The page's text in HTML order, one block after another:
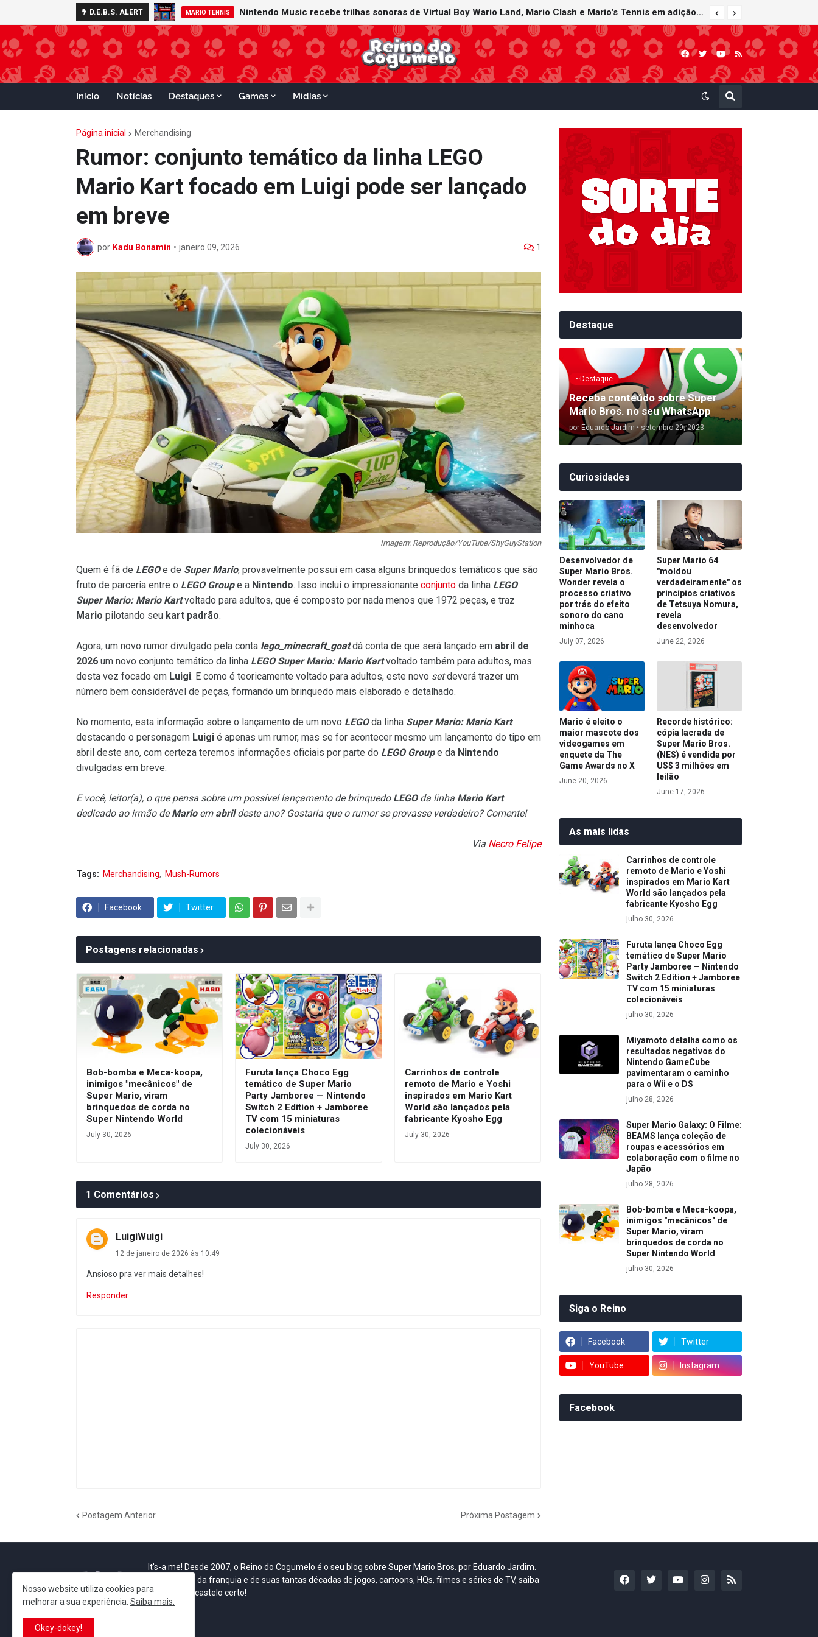
D.E.B.S. ALERT MARIO TENNIS Nintendo Music recebe trilhas sonoras de Virtual Boy Wario Land, Mario Clash e Mario's Tennis em adição histórica ao catálogo
GAMECUBE Super Mario Sunshine é anunciado para o Nintendo GameCube - Nintendo Classics do Nintendo Switch Online
Início Notícias Destaques Games Mídias
Página inicial Merchandising
Rumor: conjunto temático da linha LEGO
Mario Kart focado em Luigi pode ser lançado
em breve
por Kadu Bonamin • janeiro 09, 2026 1
Imagem: Reprodução/YouTube/ShyGuyStation
Quem é fã de LEGOe de Super Mario, provavelmente possui em casa alguns brinquedos temáticos que são
fruto de parceria entre o LEGO Groupe a Nintendo. Isso inclui o impressionante conjunto da linha LEGO
Super Mario: Mario Kartvoltado para adultos, que é composto por nada menos que 1972 peças, e traz
Mario pilotando seu kart padrão.
Agora, um novo rumor divulgado pela conta lego_minecraft_goatdá conta de que será lançado em abril de
2026 um novo conjunto temático da linha LEGO Super Mario: Mario Kartvoltado também para adultos, mas
desta vez focado em Luigi. E como é teoricamente voltado para adultos, este novo setdeverá trazer um
número bem considerável de peças, formando um brinquedo mais elaborado e detalhado.
No momento, esta informação sobre o lançamento de um novo LEGOda linha Super Mario: Mario Kart
destacando o personagem Luigi é apenas um rumor, mas se for acontecer mesmo um lançamento do tipo em
abril deste ano, com certeza teremos informações oficiais por parte do LEGO Groupe da Nintendo
divulgadas em breve.
E você, leitor(a), o que pensa sobre um possível lançamento de brinquedo LEGOda linha Mario Kart
dedicado ao irmão deMarioem abrildeste ano? Gostaria que o rumor se provasse verdadeiro? Comente!
Via Necro Felipe
Tags: Merchandising Mush-Rumors
Facebook Twitter
Postagens relacionadas
Bob-bomba e Meca-koopa,
inimigos "mecânicos" de
Super Mario, viram
brinquedos de corda no
Super Nintendo World
July 30, 2026
Furuta lança Choco Egg
temático de Super Mario
Party Jamboree — Nintendo
Switch 2 Edition + Jamboree
TV com 15 miniaturas
colecionáveis
July 30, 2026
Carrinhos de controle
remoto de Mario e Yoshi
inspirados em Mario Kart
World são lançados pela
fabricante Kyosho Egg
July 30, 2026
1 Comentários
LuigiWuigi
12 de janeiro de 2026 às 10:49
Ansioso pra ver mais detalhes!
Responder
Postagem Anterior Próxima Postagem
Destaque
~Destaque
Receba conteúdo sobre Super
Mario Bros. no seu WhatsApp
por Eduardo Jardim • setembro 29, 2023
Curiosidades
Desenvolvedor de
Super Mario Bros.
Wonder revela o
processo criativo
por trás do efeito
sonoro do cano
minhoca
July 07, 2026
Super Mario 64
"moldou
verdadeiramente" os
princípios criativos
de Tetsuya Nomura,
revela
desenvolvedor
June 22, 2026
Mario é eleito o
maior mascote dos
videogames em
enquete da The
Game Awards no X
June 20, 2026
Recorde histórico:
cópia lacrada de
Super Mario Bros.
(NES) é vendida por
US$ 3 milhões em
leilão
June 17, 2026
As mais lidas
Carrinhos de controle
remoto de Mario e Yoshi
inspirados em Mario Kart
World são lançados pela
fabricante Kyosho Egg
julho 30, 2026
Furuta lança Choco Egg
temático de Super Mario
Party Jamboree — Nintendo
Switch 2 Edition + Jamboree
TV com 15 miniaturas
colecionáveis
julho 30, 2026
Miyamoto detalha como os
resultados negativos do
Nintendo GameCube
pavimentaram o caminho
para o Wii e o DS
julho 28, 2026
Super Mario Galaxy: O Filme:
BEAMS lança coleção de
roupas e acessórios em
colaboração com o filme no
Japão
julho 28, 2026
Bob-bomba e Meca-koopa,
inimigos "mecânicos" de
Super Mario, viram
brinquedos de corda no
Super Nintendo World
julho 30, 2026
Siga o Reino
Facebook Twitter
YouTube Instagram
Facebook
It's-a me! Desde 2007, o Reino do Cogumelo é o seu blog sobre Super Mario Bros. por Eduardo Jardim.
Se você é fã da franquia e de suas tantas décadas de jogos, cartoons, HQs, filmes e séries de TV, saiba
que está no castelo certo!
Nosso website utiliza cookies para
melhorar a sua experiência. Saiba mais.
Okey-dokey!